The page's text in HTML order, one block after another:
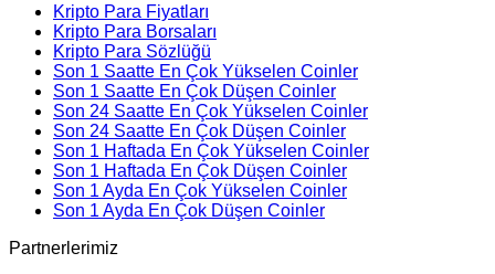
Kripto Para Fiyatları
Kripto Para Borsaları
Kripto Para Sözlüğü
Son 1 Saatte En Çok Yükselen Coinler
Son 1 Saatte En Çok Düşen Coinler
Son 24 Saatte En Çok Yükselen Coinler
Son 24 Saatte En Çok Düşen Coinler
Son 1 Haftada En Çok Yükselen Coinler
Son 1 Haftada En Çok Düşen Coinler
Son 1 Ayda En Çok Yükselen Coinler
Son 1 Ayda En Çok Düşen Coinler
Partnerlerimiz